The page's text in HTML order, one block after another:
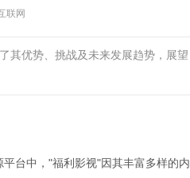
联网
其优势、挑战及未来发展趋势，展望
台中，"福利影视"因其丰富多样的内